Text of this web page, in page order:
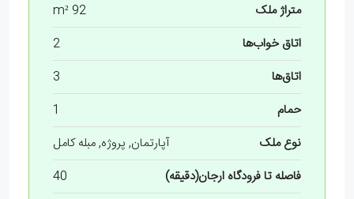
متراژ ملک
92 m²
اتاق خواب‌ها
2
اتاق‌ها
3
حمام
1
نوع ملک
آپارتمان, پروژه, مبله کامل
فاصله تا فرودگاه ارجان(دقیقه)
40